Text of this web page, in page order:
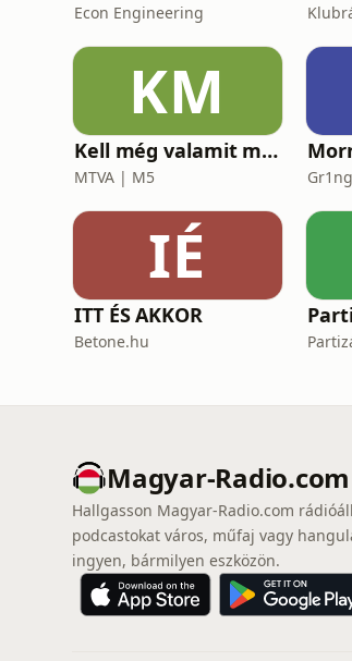
Econ Engineering
KM
Kell még valamit mondanom, Ildikó?
MTVA | M5
IÉ
ITT ÉS AKKOR
Betone.hu
Magyar-Radio.com
Hallgasson Magyar-Radio.com
podcastokat város, műfaj vagy
ingyen, bármilyen eszközön.